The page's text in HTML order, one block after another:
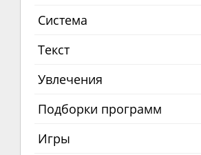
Система
Текст
Увлечения
Подборки программ
Игры